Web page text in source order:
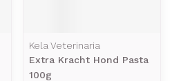
Kela Veterinaria
Extra Kracht Hond Pasta
100g